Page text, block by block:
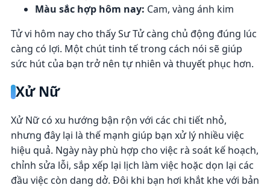
Màu sắc hợp hôm nay: Cam, vàng ánh kim
Tử vi hôm nay cho thấy Sư Tử càng chủ động đúng lúc
càng có lợi. Một chút tinh tế trong cách nói sẽ giúp
sức hút của bạn trở nên tự nhiên và thuyết phục hơn.
Xử Nữ
Xử Nữ có xu hướng bận rộn với các chi tiết nhỏ,
nhưng đây lại là thế mạnh giúp bạn xử lý nhiều việc
hiệu quả. Ngày này phù hợp cho việc rà soát kế hoạch,
chỉnh sửa lỗi, sắp xếp lại lịch làm việc hoặc dọn lại các
đầu việc còn dang dở. Đôi khi bạn hơi khắt khe với bản